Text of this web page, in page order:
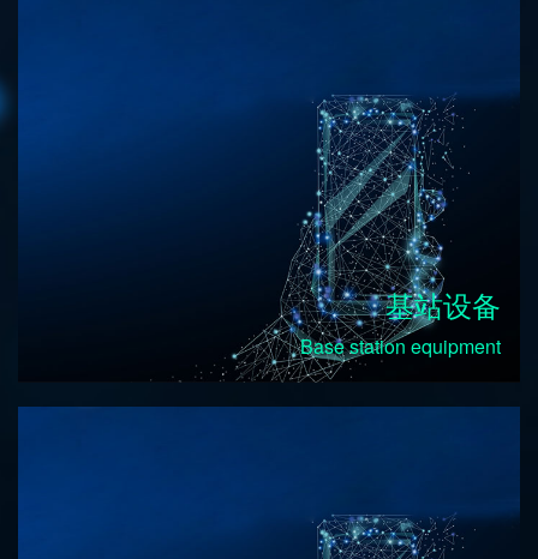
基站设备
Base station equipment